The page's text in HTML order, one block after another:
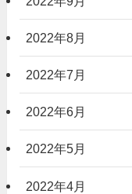
2022年8月
2022年7月
2022年6月
2022年5月
2022年4月